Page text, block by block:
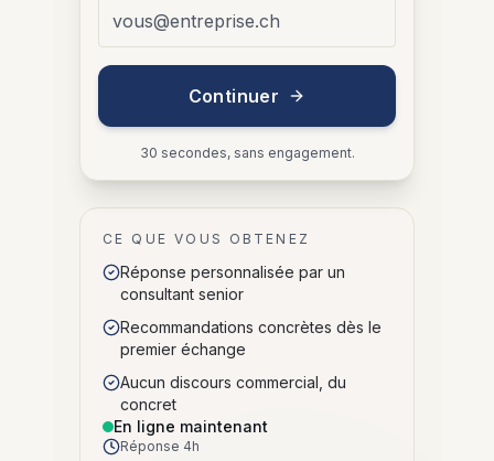
CE QUE VOUS OBTENEZ
Réponse personnalisée par un
consultant senior
Recommandations concrètes dès le
premier échange
Aucun discours commercial, du
concret
En ligne maintenant
Réponse 4h
Continuer
30 secondes, sans engagement.